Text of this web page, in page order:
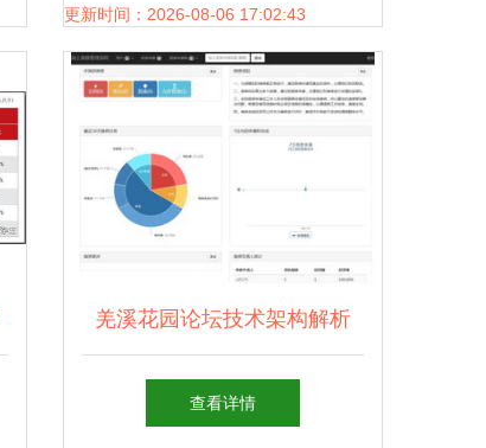
更新时间：2026-08-06 17:02:43
羌溪花园论坛技术架构解析
基于Discuz的正版教学管理系
查看详情